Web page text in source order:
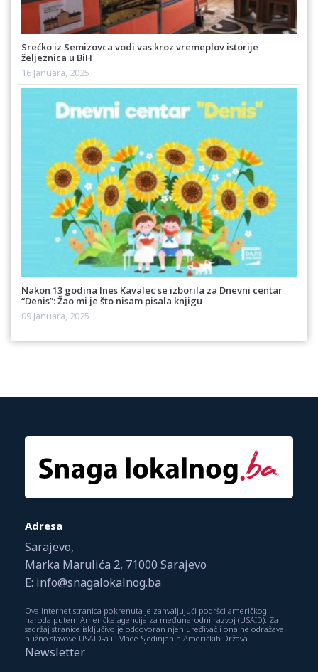
Srećko iz Semizovca vodi vas kroz vremeplov istorije
željeznica u BiH
16 Januara, 2025
Nakon 13 godina Ines Kavalec se izborila za Dnevni centar
“Denis”: Žao mi je što nisam pisala knjigu
09 Januara, 2025
Adresa
Sarajevo,
Marka Marulića 2, 71000 Sarajevo
E: info@snagalokalnog.ba
Ova internet stranica pokrenuta je zahvaljujući podršci američkog
naroda putem Američke agencije za međunarodni razvoj (USAID). Za
sadržaj stranice isključivo je odgovoran njen uređivač i ona ne odražava
nužno stavove USAID-a ili Vlade Sjedinjenih Američkih Država.
Newsletter